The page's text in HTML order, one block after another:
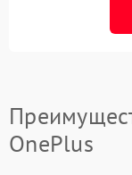
OnePlus